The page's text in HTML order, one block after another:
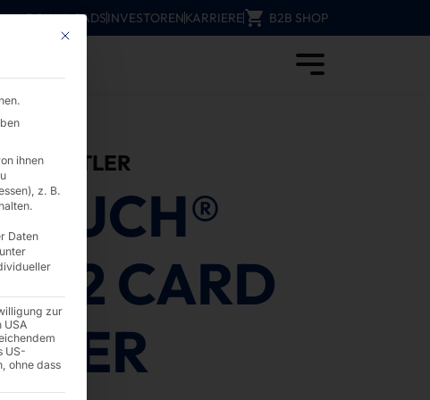
DOWNLOADSINVESTORENKARRIERE B2B SHOP
32 CARD
Mit diesem Button wird der Dialog geschlossen. Seine Funktionalität
ihnen
z. B.
Daten
zur
USA
US-
ohne dass